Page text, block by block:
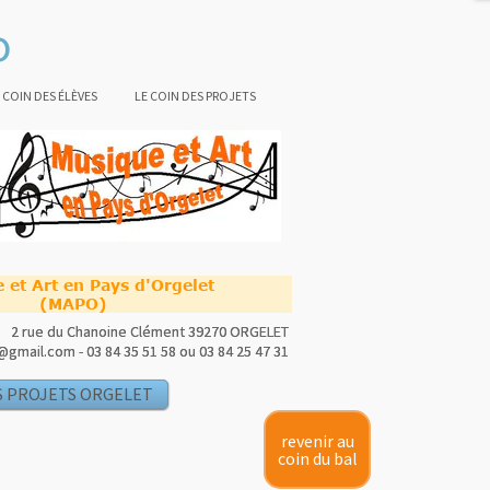
COIN DES ÉLÈVES LE COIN DES PROJETS
PROJETS ORGELET
et Art en Pays d'Orgelet
(MAPO)
et Art en Pays d'Orgelet
(MAPO)
2 rue du Chanoine Clément39270 ORGELET
- 03 84 35 51 58 ou 03 84 25 47 31
2 rue du Chanoine Clément39270 ORGELET
- 03 84 35 51 58 ou 03 84 25 47 31
revenir au
coin du bal